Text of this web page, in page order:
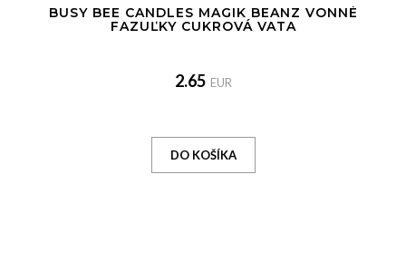
BUSY BEE CANDLES MAGIK BEANZ VONNÉ
FAZUĽKY CUKROVÁ VATA
2.65 EUR